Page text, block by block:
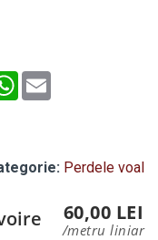
WhatsApp
Email
Perdele voal
60,00 LEI
/metru liniar